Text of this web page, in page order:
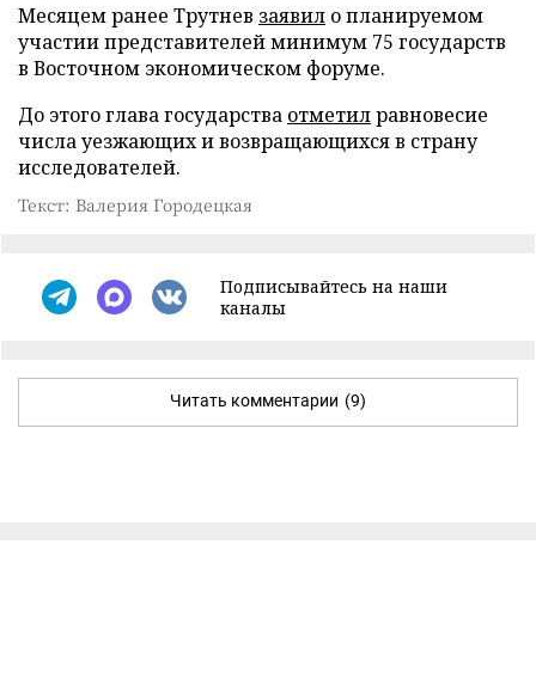
Месяцем ранее Трутнев заявил о планируемом
участии представителей минимум 75 государств
в Восточном экономическом форуме.
До этого глава государства отметилравновесие
числа уезжающих и возвращающихся в страну
исследователей.
Текст: Валерия Городецкая
Подписывайтесь на наши
каналы
Читать комментарии (9)